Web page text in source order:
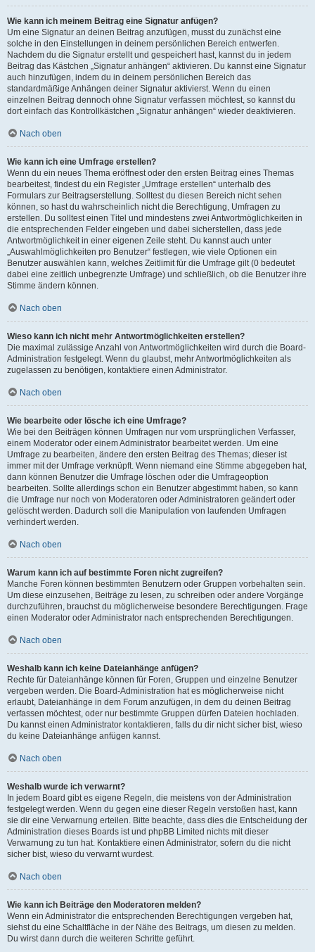
Wie kann ich meinem Beitrag eine Signatur anfügen?
Um eine Signatur an deinen Beitrag anzufügen, musst du zunächst eine
solche in den Einstellungen in deinem persönlichen Bereich entwerfen.
Nachdem du die Signatur erstellt und gespeichert hast, kannst du in jedem
Beitrag das Kästchen „Signatur anhängen“ aktivieren. Du kannst eine Signatur
auch hinzufügen, indem du in deinem persönlichen Bereich das
standardmäßige Anhängen deiner Signatur aktivierst. Wenn du einen
einzelnen Beitrag dennoch ohne Signatur verfassen möchtest, so kannst du
dort einfach das Kontrollkästchen „Signatur anhängen“ wieder deaktivieren.
Nach oben
Wie kann ich eine Umfrage erstellen?
Wenn du ein neues Thema eröffnest oder den ersten Beitrag eines Themas
bearbeitest, findest du ein Register „Umfrage erstellen“ unterhalb des
Formulars zur Beitragserstellung. Solltest du diesen Bereich nicht sehen
können, so hast du wahrscheinlich nicht die Berechtigung, Umfragen zu
erstellen. Du solltest einen Titel und mindestens zwei Antwortmöglichkeiten in
die entsprechenden Felder eingeben und dabei sicherstellen, dass jede
Antwortmöglichkeit in einer eigenen Zeile steht. Du kannst auch unter
„Auswahlmöglichkeiten pro Benutzer“ festlegen, wie viele Optionen ein
Benutzer auswählen kann, welches Zeitlimit für die Umfrage gilt (0 bedeutet
dabei eine zeitlich unbegrenzte Umfrage) und schließlich, ob die Benutzer ihre
Stimme ändern können.
Nach oben
Wieso kann ich nicht mehr Antwortmöglichkeiten erstellen?
Die maximal zulässige Anzahl von Antwortmöglichkeiten wird durch die Board-
Administration festgelegt. Wenn du glaubst, mehr Antwortmöglichkeiten als
zugelassen zu benötigen, kontaktiere einen Administrator.
Nach oben
Wie bearbeite oder lösche ich eine Umfrage?
Wie bei den Beiträgen können Umfragen nur vom ursprünglichen Verfasser,
einem Moderator oder einem Administrator bearbeitet werden. Um eine
Umfrage zu bearbeiten, ändere den ersten Beitrag des Themas; dieser ist
immer mit der Umfrage verknüpft. Wenn niemand eine Stimme abgegeben hat,
dann können Benutzer die Umfrage löschen oder die Umfrageoption
bearbeiten. Sollte allerdings schon ein Benutzer abgestimmt haben, so kann
die Umfrage nur noch von Moderatoren oder Administratoren geändert oder
gelöscht werden. Dadurch soll die Manipulation von laufenden Umfragen
verhindert werden.
Nach oben
Warum kann ich auf bestimmte Foren nicht zugreifen?
Manche Foren können bestimmten Benutzern oder Gruppen vorbehalten sein.
Um diese einzusehen, Beiträge zu lesen, zu schreiben oder andere Vorgänge
durchzuführen, brauchst du möglicherweise besondere Berechtigungen. Frage
einen Moderator oder Administrator nach entsprechenden Berechtigungen.
Nach oben
Weshalb kann ich keine Dateianhänge anfügen?
Rechte für Dateianhänge können für Foren, Gruppen und einzelne Benutzer
vergeben werden. Die Board-Administration hat es möglicherweise nicht
erlaubt, Dateianhänge in dem Forum anzufügen, in dem du deinen Beitrag
verfassen möchtest, oder nur bestimmte Gruppen dürfen Dateien hochladen.
Du kannst einen Administrator kontaktieren, falls du dir nicht sicher bist, wieso
du keine Dateianhänge anfügen kannst.
Nach oben
Weshalb wurde ich verwarnt?
In jedem Board gibt es eigene Regeln, die meistens von der Administration
festgelegt werden. Wenn du gegen eine dieser Regeln verstoßen hast, kann
sie dir eine Verwarnung erteilen. Bitte beachte, dass dies die Entscheidung der
Administration dieses Boards ist und phpBB Limited nichts mit dieser
Verwarnung zu tun hat. Kontaktiere einen Administrator, sofern du die nicht
sicher bist, wieso du verwarnt wurdest.
Nach oben
Wie kann ich Beiträge den Moderatoren melden?
Wenn ein Administrator die entsprechenden Berechtigungen vergeben hat,
siehst du eine Schaltfläche in der Nähe des Beitrags, um diesen zu melden.
Du wirst dann durch die weiteren Schritte geführt.